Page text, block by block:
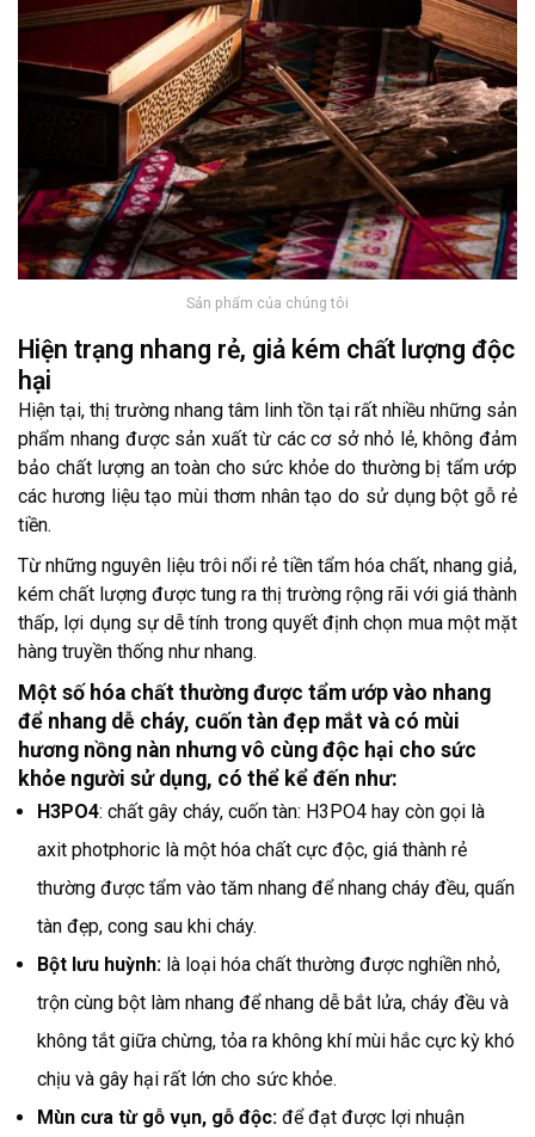
Sản phẩm của chúng tôi
Hiện trạng nhang rẻ, giả kém chất lượng độc
hại
Hiện tại, thị trường nhang tâm linh tồn tại rất nhiều những sản
phẩm nhang được sản xuất từ các cơ sở nhỏ lẻ, không đảm
bảo chất lượng an toàn cho sức khỏe do thường bị tẩm ướp
các hương liệu tạo mùi thơm nhân tạo do sử dụng bột gỗ rẻ
tiền.
Từ những nguyên liệu trôi nổi rẻ tiền tẩm hóa chất, nhang giả,
kém chất lượng được tung ra thị trường rộng rãi với giá thành
thấp, lợi dụng sự dễ tính trong quyết định chọn mua một mặt
hàng truyền thống như nhang.
Một số hóa chất thường được tẩm ướp vào nhang
để nhang dễ cháy, cuốn tàn đẹp mắt và có mùi
hương nồng nàn nhưng vô cùng độc hại cho sức
khỏe người sử dụng, có thể kể đến như:
H3PO4: chất gây cháy, cuốn tàn: H3PO4 hay còn gọi là
axit photphoric là một hóa chất cực độc, giá thành rẻ
thường được tẩm vào tăm nhang để nhang cháy đều, quấn
tàn đẹp, cong sau khi cháy.
Bột lưu huỳnh: là loại hóa chất thường được nghiền nhỏ,
trộn cùng bột làm nhang để nhang dễ bắt lửa, cháy đều và
không tắt giữa chừng, tỏa ra không khí mùi hắc cực kỳ khó
chịu và gây hại rất lớn cho sức khỏe.
Mùn cưa từ gỗ vụn, gỗ độc: để đạt được lợi nhuận